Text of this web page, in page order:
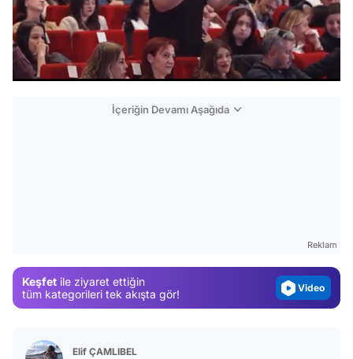
/
İçeriğin Devamı Aşağıda
Reklam
Keşfet ile ziyaret ettiğin
tüm kategorileri tek akışta gör!
Video
Elif ÇAMLIBEL